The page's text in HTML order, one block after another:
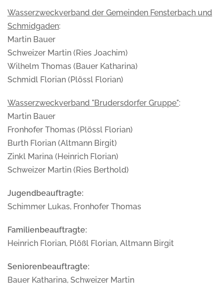
Wasserzweckverband der Gemeinden Fensterbach und
Schmidgaden:
Martin Bauer
Schweizer Martin (Ries Joachim)
Wilhelm Thomas (Bauer Katharina)
Schmidl Florian (Plössl Florian)
Wasserzweckverband "Brudersdorfer Gruppe":
Martin Bauer
Fronhofer Thomas (Plössl Florian)
Burth Florian (Altmann Birgit)
Zinkl Marina (Heinrich Florian)
Schweizer Martin (Ries Berthold)
Jugendbeauftragte:
Schimmer Lukas, Fronhofer Thomas
Familienbeauftragte:
Heinrich Florian, Plößl Florian, Altmann Birgit
Seniorenbeauftragte:
Bauer Katharina, Schweizer Martin